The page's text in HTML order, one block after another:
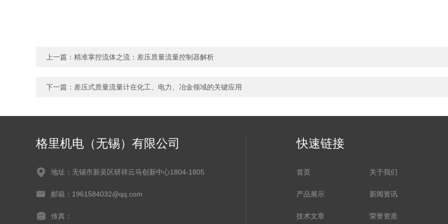
上一篇： 精准掌控流体之流：差压质量流量控制器解析​
下一篇： 差压式质量流量计在化工、电力、冶金领域的关键应用
格里机电（无锡）有限公司
地址：无锡市新吴区研祥云马创新中心1804-1805
邮箱：1961584032@qq.com
传真：
快速链接
首页 关于我们
产品展示 新闻资讯
技术文章 荣誉资质